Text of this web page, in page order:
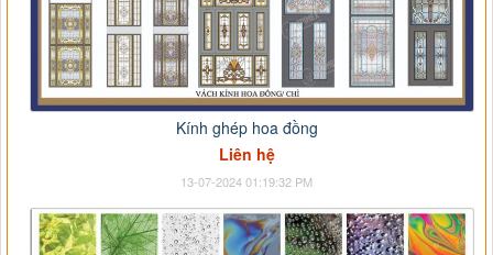
Kính ghép hoa đồng
Liên hệ
13-07-2024 01:19:32 PM